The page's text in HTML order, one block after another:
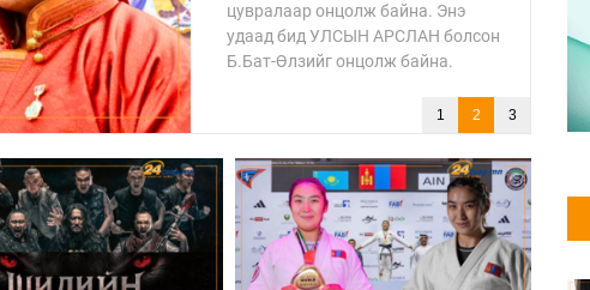
бөх Даян аварга
1 2 3